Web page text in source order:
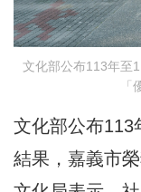
文化部公布113年至
文化部公布113
結果，嘉義市